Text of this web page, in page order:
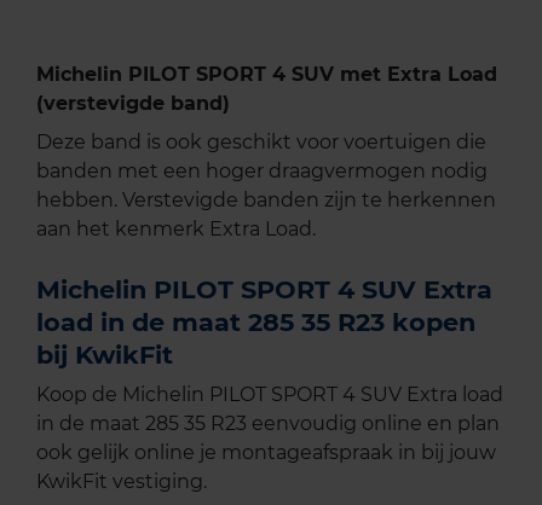
Michelin PILOT SPORT 4 SUV met Extra Load
(verstevigde band)
Deze band is ook geschikt voor voertuigen die
banden met een hoger draagvermogen nodig
hebben. Verstevigde banden zijn te herkennen
aan het kenmerk Extra Load.
Michelin PILOT SPORT 4 SUV Extra
load in de maat 285 35 R23 kopen
bij KwikFit
Koop de Michelin PILOT SPORT 4 SUV Extra load
in de maat 285 35 R23 eenvoudig online en plan
ook gelijk online je montageafspraak in bij jouw
KwikFit vestiging.